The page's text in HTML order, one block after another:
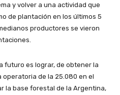
y volver a una actividad que
de plantación en los últimos 5
productores se vieron
futuro es lograr, de obtener la
de la 25.080 en el
la base forestal de la Argentina,